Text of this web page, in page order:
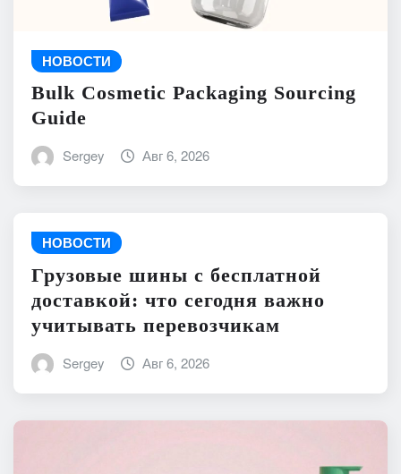
НОВОСТИ
Bulk Cosmetic Packaging Sourcing
Guide
Sergey Авг 6, 2026
НОВОСТИ
Грузовые шины с бесплатной
доставкой: что сегодня важно
учитывать перевозчикам
Sergey Авг 6, 2026